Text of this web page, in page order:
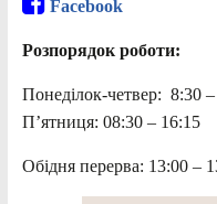
Facebook
Розпорядок роботи:
Понеділок-четвер: 8:30
П’ятниця: 08:30 – 16:15
Обідня перерва: 13:00 –